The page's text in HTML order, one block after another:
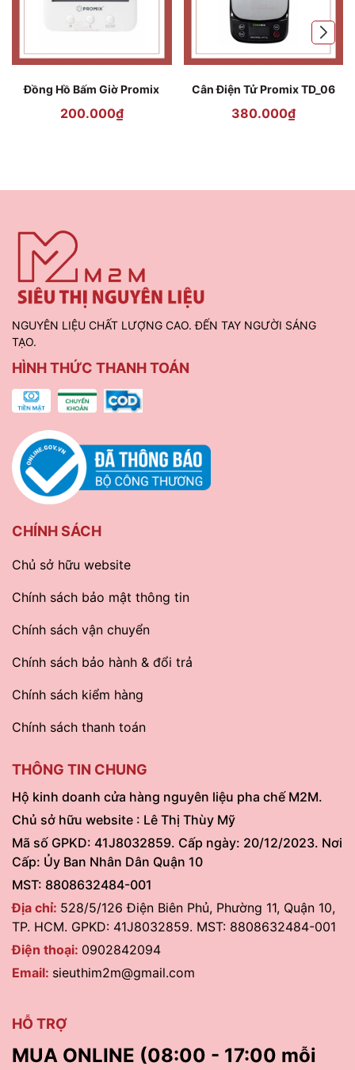
Đồng Hồ Bấm Giờ Promix
200.000₫
Cân Điện Tử Promix TD_06
380.000₫
NGUYÊN LIỆU CHẤT LƯỢNG CAO. ĐẾN TAY NGƯỜI SÁNG
TẠO.
HÌNH THỨC THANH TOÁN
CHÍNH SÁCH
Chủ sở hữu website
Chính sách bảo mật thông tin
Chính sách vận chuyển
Chính sách bảo hành & đổi trả
Chính sách kiểm hàng
Chính sách thanh toán
THÔNG TIN CHUNG
Hộ kinh doanh cửa hàng nguyên liệu pha chế M2M.
Chủ sở hữu website : Lê Thị Thùy Mỹ
Mã số GPKD: 41J8032859. Cấp ngày: 20/12/2023. Nơi
Cấp: Ủy Ban Nhân Dân Quận 10
MST: 8808632484-001
Địa chỉ: 528/5/126 Điện Biên Phủ, Phường 11, Quận 10,
TP. HCM. GPKD: 41J8032859. MST: 8808632484-001
Điện thoại: 0902842094
Email: sieuthim2m@gmail.com
HỖ TRỢ
MUA ONLINE (08:00 - 17:00 mỗi